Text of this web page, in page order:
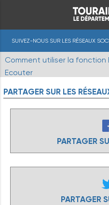
SUIVEZ-NOUS SUR LES RÉSEAUX
Comment utiliser la fonction
Ecouter
PARTAGER SUR LES
PARTAGER
PARTAGER